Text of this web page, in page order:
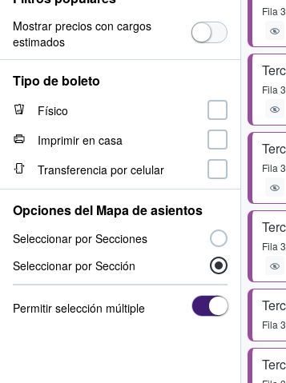
Fila
Fila
Fila
Fila
Fila
Mostrar precios con cargos
estimados
Tipo de boleto
Físico
Imprimir en casa
Transferencia por celular
Opciones del Mapa de asientos
Seleccionar por Secciones
Seleccionar por Sección
Permitir selección múltiple